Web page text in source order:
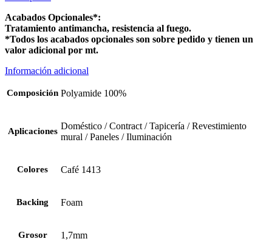
Acabados Opcionales*:
Tratamiento antimancha, resistencia al fuego.
*Todos los acabados opcionales son sobre pedido y tienen un
valor adicional por mt.
Información adicional
Composición Polyamide 100%
Aplicaciones Doméstico / Contract / Tapicería / Revestimiento
mural / Paneles / Iluminación
Colores Café 1413
Backing Foam
Grosor 1,7mm